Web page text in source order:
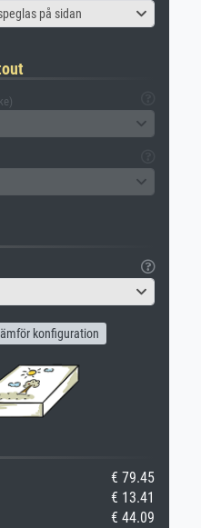
på sidan
konfiguration
€ 79.45
€ 13.41
€ 44.09